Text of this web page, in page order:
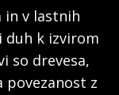
in v lastnih
k izvirom
so drevesa,
povezanost z